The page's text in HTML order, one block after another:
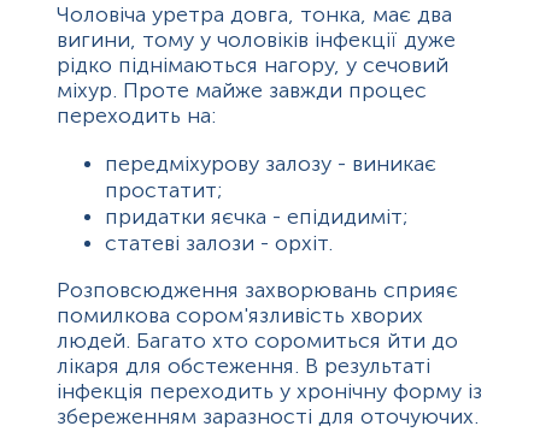
Чоловіча уретра довга, тонка, має два
вигини, тому у чоловіків інфекції дуже
рідко піднімаються нагору, у сечовий
міхур. Проте майже завжди процес
переходить на:
передміхурову залозу - виникає
простатит;
придатки яєчка - епідидиміт;
статеві залози - орхіт.
Розповсюдження захворювань сприяє
помилкова сором'язливість хворих
людей. Багато хто соромиться йти до
лікаря для обстеження. В результаті
інфекція переходить у хронічну форму із
збереженням заразності для оточуючих.